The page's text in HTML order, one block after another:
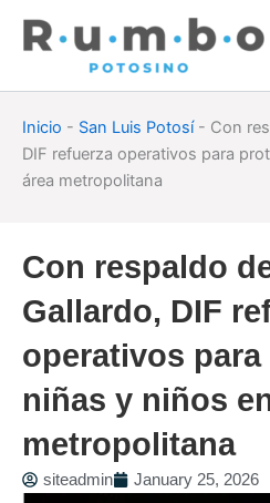
Inicio - San Luis Potosí- Con
DIF refuerza operativos para
área metropolitana
Con respaldo
Gallardo, DIF
operativos
niñas y niños
metropolitana
siteadmin January 25, 2026